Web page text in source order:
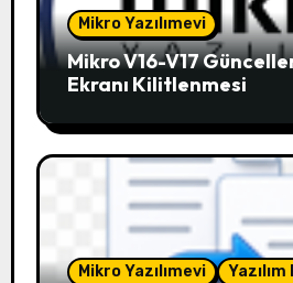
Mikro Yazılımevi
Mikro V16-V17
Ekranı Kilitlenmesi
Mikro Yazılımevi